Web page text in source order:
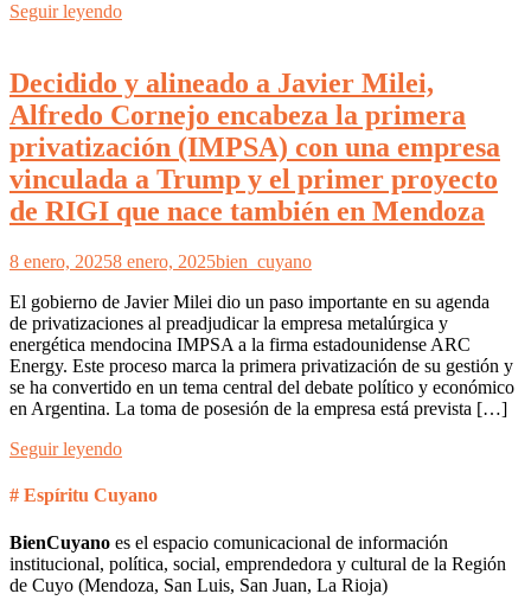
Seguir leyendo
Decidido y alineado a Javier Milei,
Alfredo Cornejo encabeza la primera
privatización (IMPSA) con una empresa
vinculada a Trump y el primer proyecto
de RIGI que nace también en Mendoza
8 enero, 20258 enero, 2025bien_cuyano
El gobierno de Javier Milei dio un paso importante en su agenda
de privatizaciones al preadjudicar la empresa metalúrgica y
energética mendocina IMPSA a la firma estadounidense ARC
Energy. Este proceso marca la primera privatización de su gestión y
se ha convertido en un tema central del debate político y económico
en Argentina. La toma de posesión de la empresa está prevista […]
Seguir leyendo
# Espíritu Cuyano
BienCuyano es el espacio comunicacional de información
institucional, política, social, emprendedora y cultural de la Región
de Cuyo (Mendoza, San Luis, San Juan, La Rioja)